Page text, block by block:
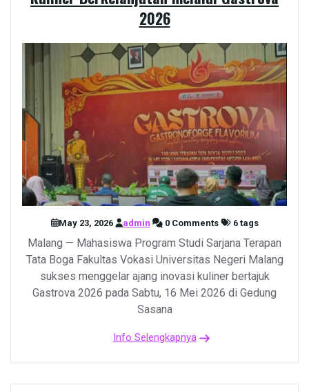
2026
May 23, 2026 admin 0 Comments 6 tags
Malang — Mahasiswa Program Studi Sarjana Terapan
Tata Boga Fakultas Vokasi Universitas Negeri Malang
sukses menggelar ajang inovasi kuliner bertajuk
Gastrova 2026 pada Sabtu, 16 Mei 2026 di Gedung
Sasana
Info Selengkapnya